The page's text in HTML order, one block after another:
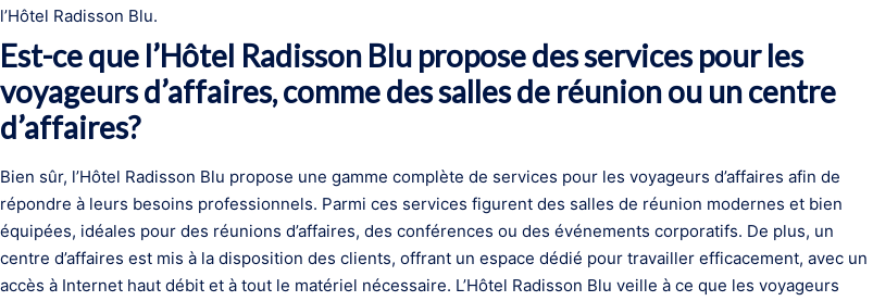
l’Hôtel Radisson Blu.
Est-ce que l’Hôtel Radisson Blu propose des services pour les
voyageurs d’affaires, comme des salles de réunion ou un centre
d’affaires?
Bien sûr, l’Hôtel Radisson Blu propose une gamme complète de services pour les voyageurs d’affaires afin de
répondre à leurs besoins professionnels. Parmi ces services figurent des salles de réunion modernes et bien
équipées, idéales pour des réunions d’affaires, des conférences ou des événements corporatifs. De plus, un
centre d’affaires est mis à la disposition des clients, offrant un espace dédié pour travailler efficacement, avec un
accès à Internet haut débit et à tout le matériel nécessaire. L’Hôtel Radisson Blu veille à ce que les voyageurs